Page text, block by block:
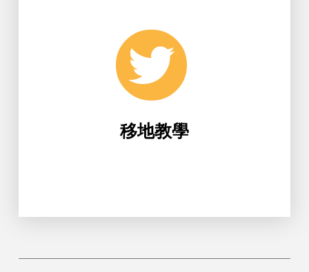
移地教學
生科系至日本鳥取大學進行生物農業
科技移地教學。